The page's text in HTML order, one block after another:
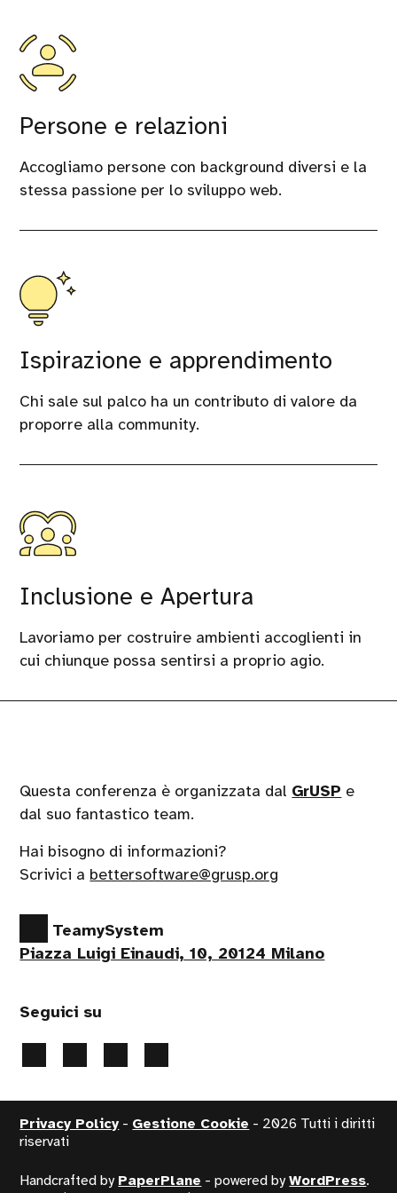
Persone e relazioni
Accogliamo persone con background diversi e la
stessa passione per lo sviluppo web.
Ispirazione e apprendimento
Chi sale sul palco ha un contributo di valore da
proporre alla community.
Inclusione e Apertura
Lavoriamo per costruire ambienti accoglienti in
cui chiunque possa sentirsi a proprio agio.
Questa conferenza è organizzata dal GrUSP e
dal suo fantastico team.
Hai bisogno di informazioni?
Scrivici a bettersoftware@grusp.org
TeamySystem
Piazza Luigi Einaudi, 10, 20124 Milano
Seguici su
Privacy Policy - Gestione Cookie - 2026 Tutti i diritti
riservati
Handcrafted by PaperPlane - powered byWordPress.